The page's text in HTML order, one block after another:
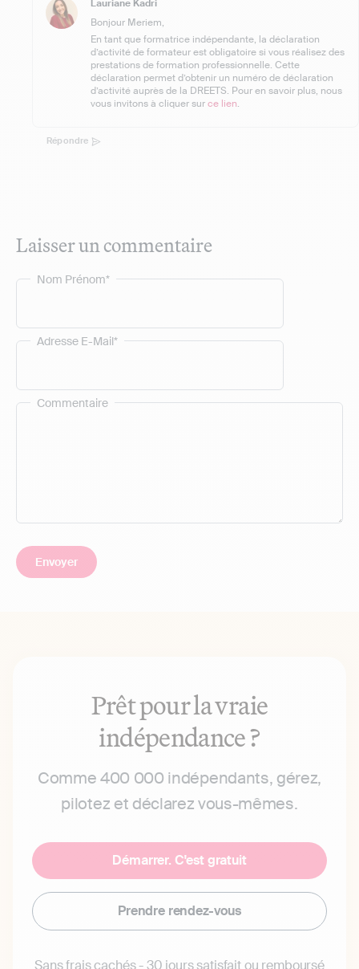
Lauriane Kadri
Bonjour Meriem,
En tant que formatrice indépendante, la déclaration
d’activité de formateur est obligatoire si vous réalisez des
prestations de formation professionnelle. Cette
déclaration permet d’obtenir un numéro de déclaration
d’activité auprès de la DREETS. Pour en savoir plus, nous
vous invitons à cliquer surce lien.
Répondre
Laisser un commentaire
Commentaire
Nom Prénom*
Adresse E-Mail*
Prêt pour la vraie
indépendance ?
Comme 400 000 indépendants, gérez,
pilotez et déclarez vous-mêmes.
Démarrer. C'est gratuit
Prendre rendez-vous
Sans frais cachés - 30 jours satisfait ou remboursé